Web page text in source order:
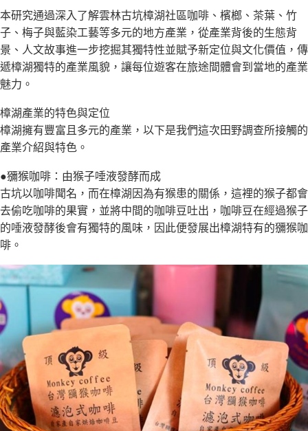
本研究通過深入了解雲林古坑樟湖社區咖啡、檳榔、茶葉、竹
子、梅子與藍染工藝等多元的地方產業，從產業背後的生態背
景、人文故事進一步挖掘其獨特性並賦予新定位與文化價值，傳
遞樟湖獨特的產業風貌，讓每位遊客在旅途間體會到當地的產業
魅力。
樟湖產業的特色與定位
樟湖擁有豐富且多元的產業，以下是我們這次田野調查所接觸的
產業介紹與特色。
●獼猴咖啡：由猴子唾液發酵而成
古坑以咖啡聞名，而在樟湖因為有猴患的關係，這裡的猴子都會
去偷吃咖啡的果實，並將中間的咖啡豆吐出，咖啡豆在經過猴子
的唾液發酵後會有獨特的風味，因此便發展出樟湖特有的獼猴咖
啡。